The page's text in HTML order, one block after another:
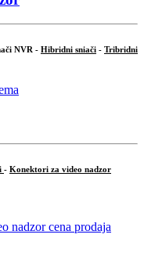
NVR - Hibridni sniači - Tribridni
- Konektori za video nadzor